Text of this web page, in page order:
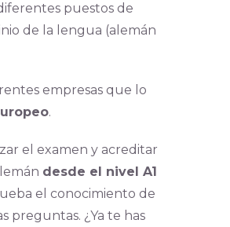
puestos de
de la lengua (alemán
empresas que lo
.
el examen y acreditar
desde el nivel A1
el conocimiento de
preguntas. ¿Ya te has